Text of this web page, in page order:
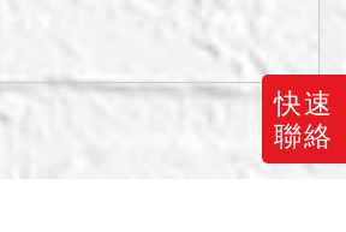
快速
聯絡
部分，拍定後依現況點交。
惟如有第三人主張已於查封
前有權占有標的物或經實測
有地上物占用，該部分仍得
四、其餘公示資訊無法盡